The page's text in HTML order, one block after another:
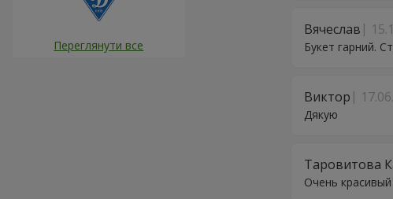
Вячеслав
Букет гарний.
Виктор
Дякую
Таровитова
Очень
Переглянути все